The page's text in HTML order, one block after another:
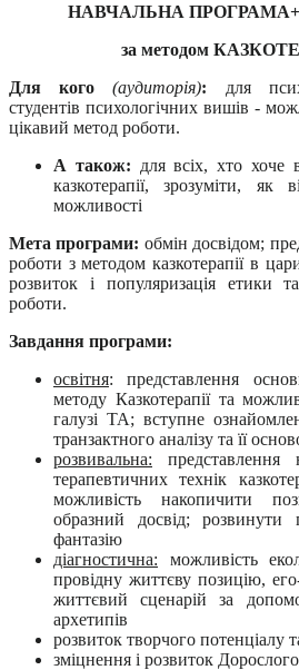
НАВЧАЛЬНА
за методом
Для кого(аудиторія): для
студентів психологічних вишів -
цікавий метод роботи.
А також: для всіх, хто хоче
казкотерапії, зрозуміти,
можливості
Мета програми: обмін досвідом;
роботи з методом казкотерапії в
розвиток і популяризація етики та
роботи.
Завдання програми:
освітня: представлення
методу Казкотерапії та
галузі ТА; вступне
транзактного аналізу та її
розвивальна: представлення
терапевтичних технік
можливість накопичити
образний досвід; розвинути
фантазію
діагностична: можливість
провідну життєву позицію,
життєвий сценарій за
архетипів
розвиток творчого потенціалу
зміцнення і розвиток